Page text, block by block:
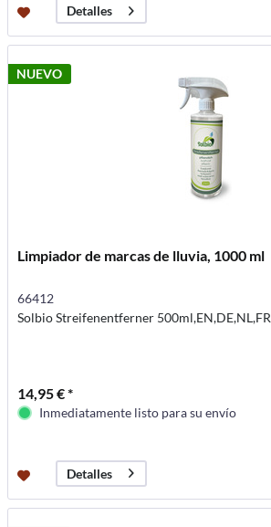
Detalles
NUEVO
Limpiador de marcas de lluvia, 1000 ml
66412
Solbio Streifenentferner 500ml,EN,DE,NL,FR
14,95 € *
Inmediatamente listo para su envío
Detalles